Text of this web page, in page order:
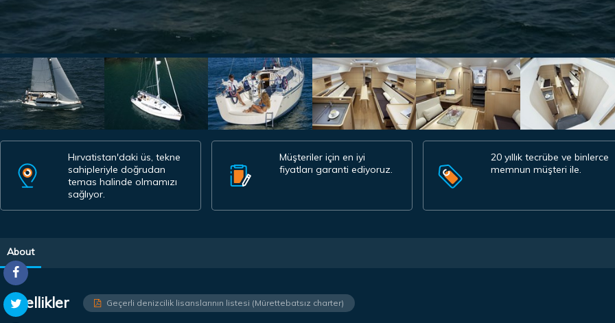
Hırvatistan'daki üs, tekne
sahipleriyle doğrudan
temas halinde olmamızı
sağlıyor.
Müşteriler için en iyi
fiyatları garanti ediyoruz.
20 yıllık tecrübe ve binlerce
memnun müşteri ile.
About
Özellikler Geçerli denizcilik lisanslarının listesi (Mürettebatsız charter)